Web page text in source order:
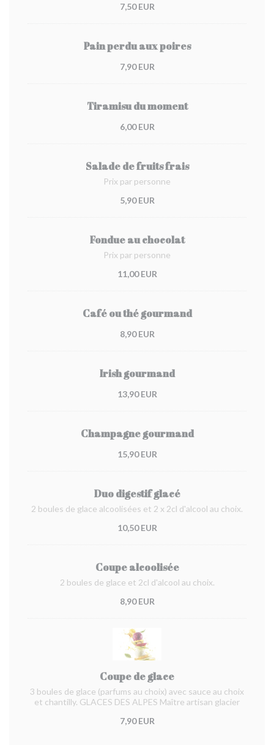
7,50 EUR
Pain perdu aux poires
7,90 EUR
Tiramisu du moment
6,00 EUR
Salade de fruits frais
Prix par personne
5,90 EUR
Fondue au chocolat
Prix par personne
11,00 EUR
Café ou thé gourmand
8,90 EUR
Irish gourmand
13,90 EUR
Champagne gourmand
15,90 EUR
Duo digestif glacé
2 boules de glace alcoolisées et 2 x 2cl d'alcool au choix.
10,50 EUR
Coupe alcoolisée
2 boules de glace et 2cl d'alcool au choix.
8,90 EUR
Coupe de glace
3 boules de glace (parfums au choix) avec sauce au choix
et chantilly. GLACES DES ALPES Maître artisan glacier
7,90 EUR